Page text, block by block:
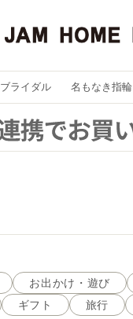
ブライダル 名もなき指輪
お出かけ・遊び
ギフト 旅行